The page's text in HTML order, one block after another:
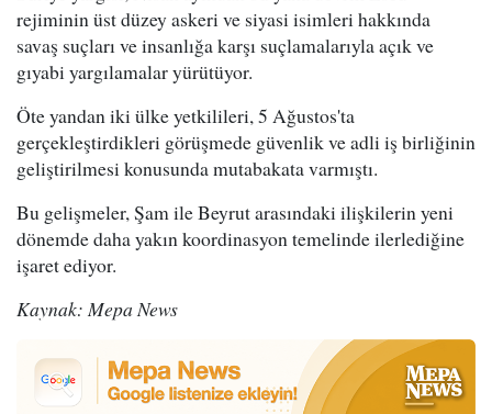
rejiminin üst düzey askeri ve siyasi isimleri hakkında
savaş suçları ve insanlığa karşı suçlamalarıyla açık ve
gıyabi yargılamalar yürütüyor.
Öte yandan iki ülke yetkilileri, 5 Ağustos'ta
gerçekleştirdikleri görüşmede güvenlik ve adli iş birliğinin
geliştirilmesi konusunda mutabakata varmıştı.
Bu gelişmeler, Şam ile Beyrut arasındaki ilişkilerin yeni
dönemde daha yakın koordinasyon temelinde ilerlediğine
işaret ediyor.
Kaynak: Mepa News